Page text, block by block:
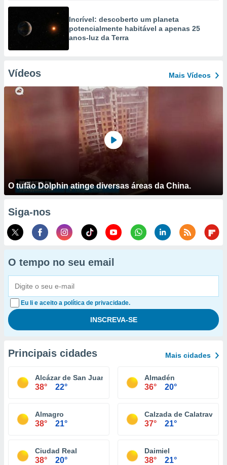
Incrível: descoberto um planeta
potencialmente habitável a apenas 25
anos-luz da Terra
Vídeos Mais Vídeos
O tufão Dolphin atinge diversas áreas da China.
Siga-nos
O tempo no seu email
Eu li e aceito a política de privacidade.
Principais cidades Mais cidades
Alcázar de San Juan
38° 22°
Almadén
36° 20°
Almagro
38° 21°
Calzada de Calatrava
37° 21°
Ciudad Real
38° 20°
Daimiel
38° 21°